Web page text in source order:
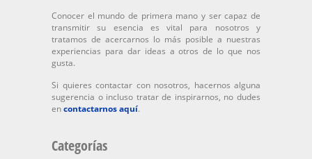
Conocer el mundo de primera mano y ser capaz de
transmitir su esencia es vital para nosotros y
tratamos de acercarnos lo más posible a nuestras
experiencias para dar ideas a otros de lo que nos
gusta.
Si quieres contactar con nosotros, hacernos alguna
sugerencia o incluso tratar de inspirarnos, no dudes
encontactarnos aquí.
Categorías